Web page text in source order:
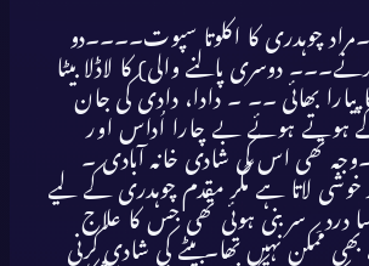
چوہدری کا اکلوتا سپوت۔۔۔۔دو
دوسری پالنے والی) کا لاڈلا بیٹا
بھائی ۔۔ ۔ دادا، دادی کی جان
ہوتے ہوئے بے چارا اُداس اور
۔وجہ تھی اس کی شادی خانہ آبادی ۔
لاتا ہے مگر مقدم چوہدری کے لیے
درد ِ سر بنی ہوئی تھی جس کا علاج
ممکن نہیں تھا۔بیٹے کی شادی کرنی